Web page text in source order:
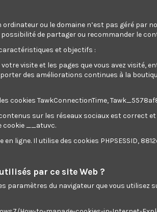
ou le domaine n’est pas géré par
de partager ou recommander le
et objectifs :
visite et les pages que vous avez
des améliorations continues à la
cookies TawkConnectionTime,
sur les réseaux sociaux est correct
cookie __atuvc.
ligne. Il utilise des cookies PHPSESSID,
par ce site Web ?
paramètres du navigateur que vous